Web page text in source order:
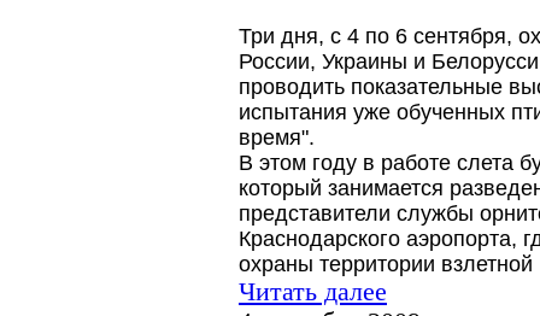
Три дня, с 4 по 6 сентября,
России, Украины и
проводить показательные
испытания уже обученных
время".
В этом году в работе слета
который занимается
представители службы
Краснодарского аэропорта,
охраны территории
Читать далее